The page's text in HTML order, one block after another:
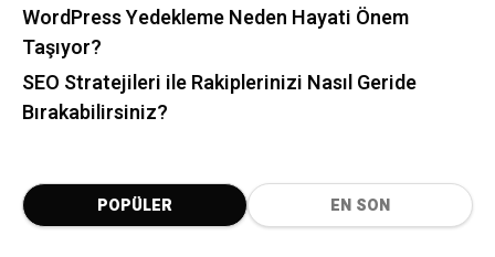
WordPress Yedekleme Neden Hayati Önem
Taşıyor?
SEO Stratejileri ile Rakiplerinizi Nasıl Geride
Bırakabilirsiniz?
POPÜLER EN SON